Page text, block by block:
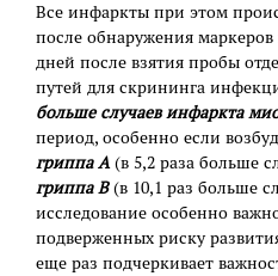
Все инфаркты при этом
после обнаружения
дней после взятия пробы
путей для скрининга
больше случаев инфаркта
период, особенно если
гриппа А(в 5,2 раза больше
гриппа В(в 10,1 раз больше
исследование особенно
подверженных риску
еще раз подчеркивает